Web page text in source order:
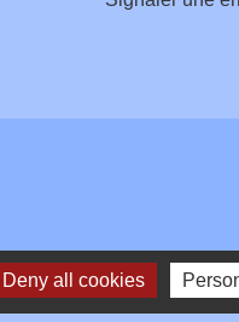
Deny all cookies